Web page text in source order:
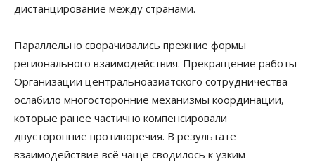
дистанцирование между странами.
Параллельно сворачивались прежние формы
регионального взаимодействия. Прекращение работы
Организации центральноазиатского сотрудничества
ослабило многосторонние механизмы координации,
которые ранее частично компенсировали
двусторонние противоречия. В результате
взаимодействие всё чаще сводилось к узким